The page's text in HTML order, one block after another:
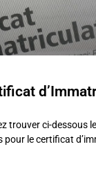
trouver ci-dessous
pour le certificat